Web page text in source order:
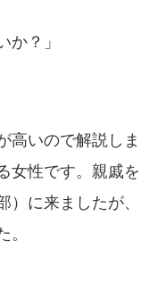
か？」
高いので解説しま
女性です。親戚を
に来ましたが、